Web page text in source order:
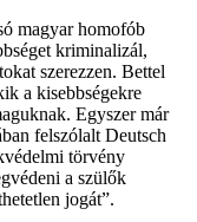
magyar homofób
kriminalizál,
szerezzen. Bettel
a kisebbségekre
Egyszer már
felszólalt Deutsch
törvény
a szülők
jogát”.